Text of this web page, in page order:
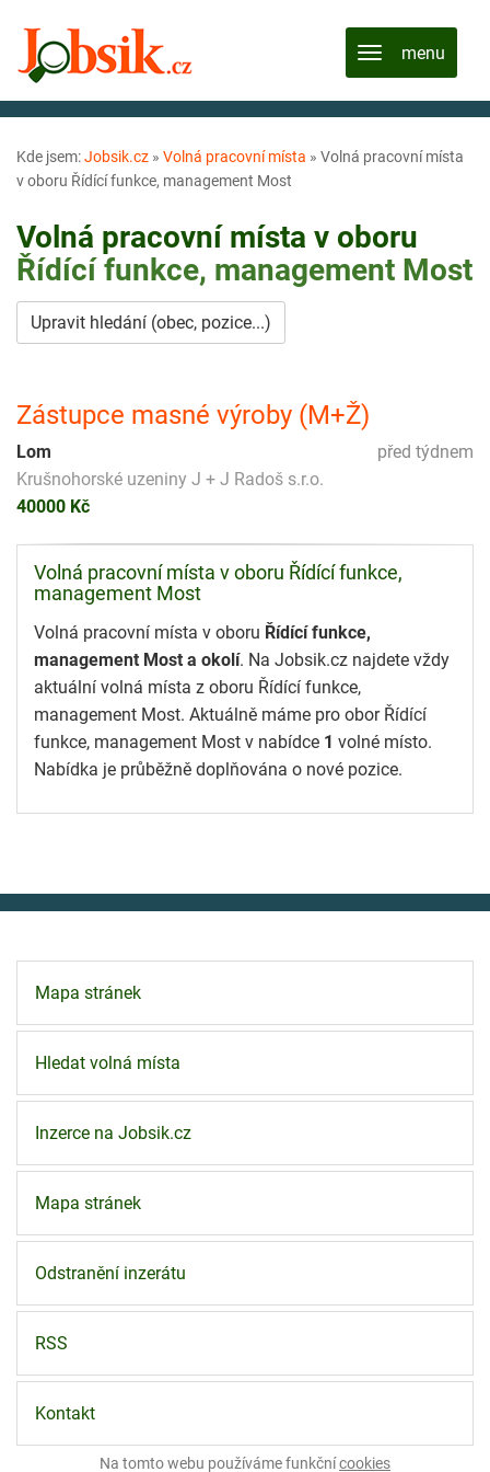
Kde jsem:Jobsik.cz » Volná pracovní místa » Volná pracovní místa
v oboru Řídící funkce, management Most
Volná pracovní místa v oboru
Řídící funkce, management Most
Upravit hledání (obec, pozice...)
Zástupce masné výroby (M+Ž)
před týdnem
Lom
Krušnohorské uzeniny J + J Radoš s.r.o.
40000 Kč
Volná pracovní místa v oboru Řídící funkce,
management Most
Volná pracovní místa v oboru Řídící funkce,
management Most a okolí. Na Jobsik.cz najdete vždy
aktuální volná místa z oboru Řídící funkce,
management Most. Aktuálně máme pro obor Řídící
funkce, management Most v nabídce 1 volné místo.
Nabídka je průběžně doplňována o nové pozice.
Mapa stránek
Hledat volná místa
Inzerce na Jobsik.cz
Mapa stránek
Odstranění inzerátu
RSS
Kontakt
Na tomto webu používáme funkčnícookies